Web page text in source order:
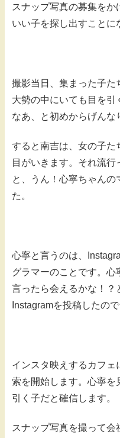
スナップ写真の募集を
いい子を探し出すことに
撮影当日、集まった子た
大勢の中にいても目を
なあ、と初めからげんな
すると南吉は、女の子た
目がいきます。それ流行
と、うん！心寧ちゃんの
た。
心寧と言うのは、
グラマーのことです。心
言ったら会えるかな！？
Instagramを投稿したの
インスタ映えするカフェ
索を開始します。心寧を
引く子だと確信します。
スナップ写真を撮って